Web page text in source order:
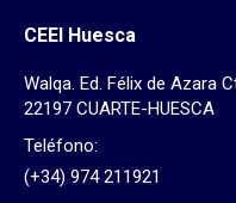
opens
in
new
window
opens
in
new
window
opens
in
new
in
new
CEEI Huesca
Walqa. Ed. Félix de Azara
22197 CUARTE-HUESCA
Teléfono:
(+34) 974 211921